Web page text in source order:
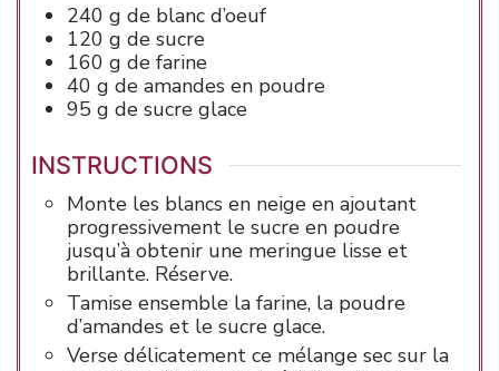
240 g de blanc d’oeuf
120 g de sucre
160 g de farine
40 g de amandes en poudre
95 g de sucre glace
INSTRUCTIONS
Monte les blancs en neige en ajoutant
progressivement le sucre en poudre
jusqu’à obtenir une meringue lisse et
brillante. Réserve.
Tamise ensemble la farine, la poudre
d’amandes et le sucre glace.
Verse délicatement ce mélange sec sur la